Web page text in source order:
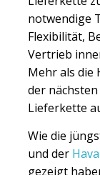
notwendige
Flexibilität,
Vertrieb
Mehr als die
der
Lieferkette
Wie die
und der
gezeigt